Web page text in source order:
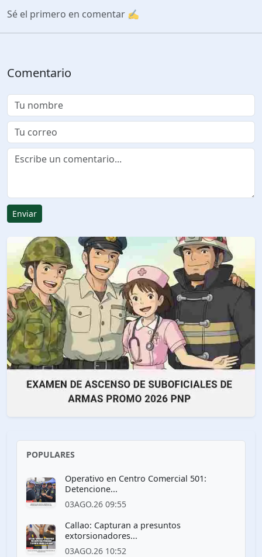
Sé el primero en comentar ✍️
Comentario
Enviar
POPULARES
Operativo en Centro Comercial 501:
Detencione...
03AGO.26 09:55
Callao: Capturan a presuntos
extorsionadores...
03AGO.26 10:52